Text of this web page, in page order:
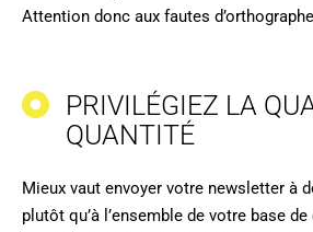
Attention donc aux fautes
PRIVILÉGIEZ LA
QUANTITÉ
Mieux vaut envoyer votre newsletter à
plutôt qu’à l’ensemble de votre base